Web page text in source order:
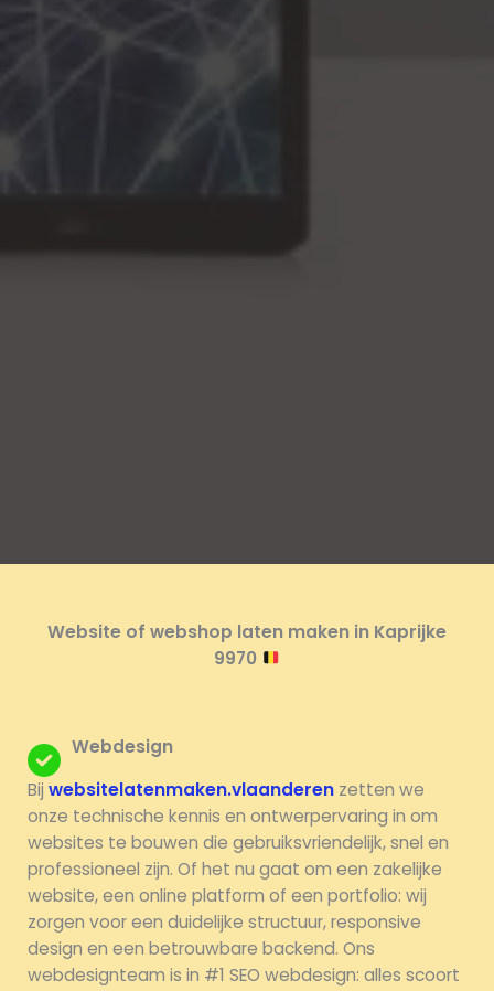
Website of webshop laten maken in Kaprijke
9970
Webdesign
Bij websitelatenmaken.vlaanderen zetten we
onze technische kennis en ontwerpervaring in om
websites te bouwen die gebruiksvriendelijk, snel en
professioneel zijn. Of het nu gaat om een zakelijke
website, een online platform of een portfolio: wij
zorgen voor een duidelijke structuur, responsive
design en een betrouwbare backend. Ons
webdesignteam is in #1 SEO webdesign: alles scoort